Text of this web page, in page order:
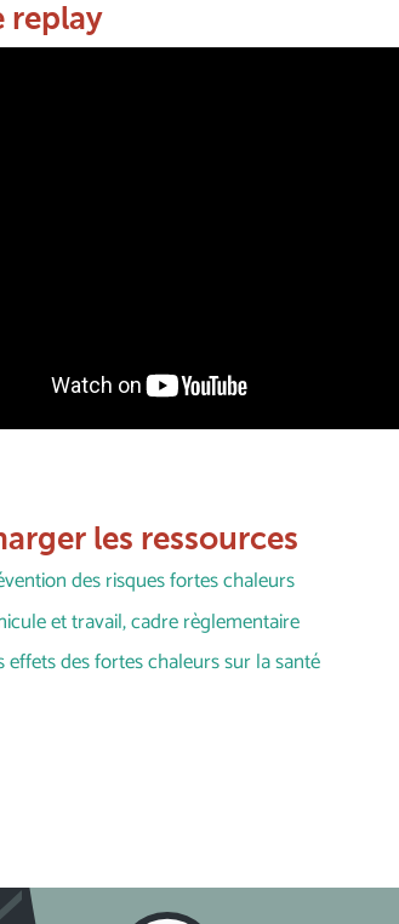
replay
les ressources
des risques fortes chaleurs
et travail, cadre règlementaire
effets des fortes chaleurs sur la santé